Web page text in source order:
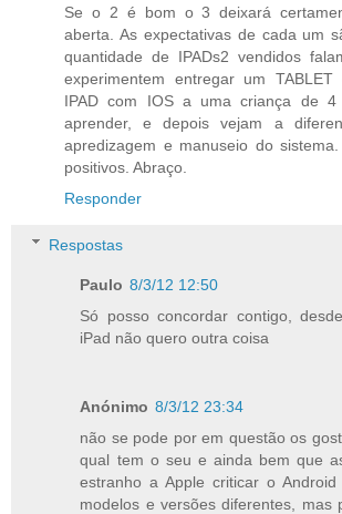
Se o 2 é bom o 3 deixará
aberta. As expectativas de cada um
quantidade de IPADs2 vendidos
experimentem entregar um
IPAD com IOS a uma criança de
aprender, e depois vejam a
apredizagem e manuseio do
positivos. Abraço.
Responder
Respostas
Paulo 8/3/12 12:50
Só posso concordar contigo,
iPad não quero outra coisa
Anónimo 8/3/12 23:34
não se pode por em questão os
qual tem o seu e ainda bem que
estranho a Apple criticar o
modelos e versões diferentes, mas